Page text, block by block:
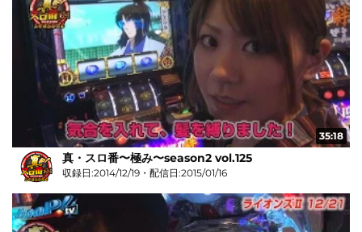
35:18
真・スロ番〜極み〜season2 vol.125
収録日:2014/12/19・配信日:2015/01/16